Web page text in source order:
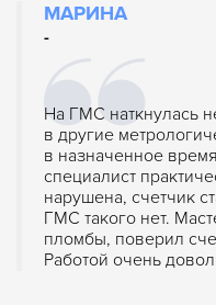
МАРИНА
-
На ГМС наткнулась
в другие
в назначенное
специалист
нарушена, счетчик
ГМС такого нет.
пломбы, поверил
Работой очень